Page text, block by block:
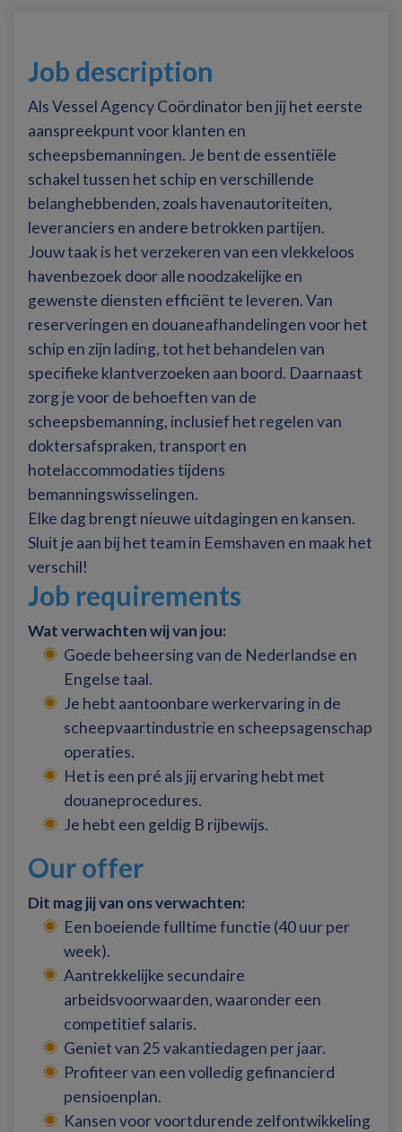
Job description
Als Vessel Agency Coördinator ben jij het eerste
aanspreekpunt voor klanten en
scheepsbemanningen. Je bent de essentiële
schakel tussen het schip en verschillende
belanghebbenden, zoals havenautoriteiten,
leveranciers en andere betrokken partijen.
Jouw taak is het verzekeren van een vlekkeloos
havenbezoek door alle noodzakelijke en
gewenste diensten efficiënt te leveren. Van
reserveringen en douaneafhandelingen voor het
schip en zijn lading, tot het behandelen van
specifieke klantverzoeken aan boord. Daarnaast
zorg je voor de behoeften van de
scheepsbemanning, inclusief het regelen van
doktersafspraken, transport en
hotelaccommodaties tijdens
bemanningswisselingen.
Elke dag brengt nieuwe uitdagingen en kansen.
Sluit je aan bij het team in Eemshaven en maak het
verschil!
Job requirements
Wat verwachten wij van jou:
Goede beheersing van de Nederlandse en
Engelse taal.
Je hebt aantoonbare werkervaring in de
scheepvaartindustrie en scheepsagenschap
operaties.
Het is een pré als jij ervaring hebt met
douaneprocedures.
Je hebt een geldig B rijbewijs.
Our offer
Dit mag jij van ons verwachten:
Een boeiende fulltime functie (40 uur per
week).
Aantrekkelijke secundaire
arbeidsvoorwaarden, waaronder een
competitief salaris.
Geniet van 25 vakantiedagen per jaar.
Profiteer van een volledig gefinancierd
pensioenplan.
Kansen voor voortdurende zelfontwikkeling